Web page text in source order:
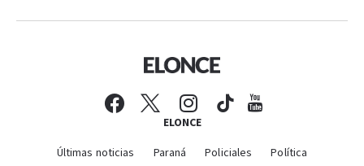
ELONCE
Últimas noticias Paraná Policiales
Política